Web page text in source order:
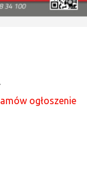
ogłoszenie